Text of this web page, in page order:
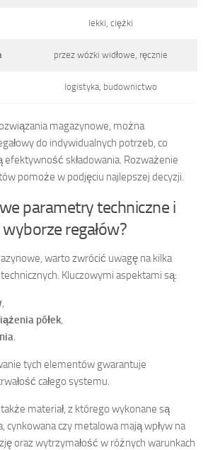
lekki, ciężki
przez wózki widłowe, ręcznie
logistyka, budownictwo
magazynowe, można
do indywidualnych potrzeb, co
efektywność składowania. Rozważenie
pomoże w podjęciu najlepszej decyzji.
parametry techniczne i
regałów?
warto zwrócić uwagę na kilka
Kluczowymi aspektami są:
,
półek,
.
tych elementów gwarantuje
całego systemu.
materiał, z którego wykonane są
cynkowana czy metalowa mają wpływ na
oraz wytrzymałość w różnych warunkach